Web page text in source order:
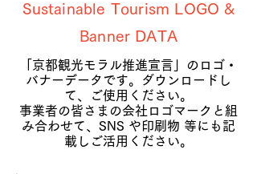
Sustainable Tourism LOGO &
Banner DATA
「京都観光モラル推進宣言」のロゴ・
バナーデータです。ダウンロードし
て、ご使用ください。
事業者の皆さまの会社ロゴマークと組
み合わせて、SNS や印刷物 等にも記
載しご活用ください。